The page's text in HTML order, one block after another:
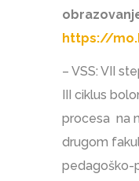
https://
– VSS: VII
III ciklus
procesa na
drugom
pedagoško-